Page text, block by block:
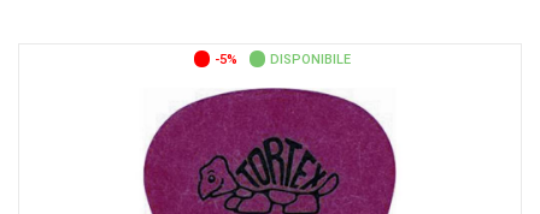
-5% DISPONIBILE